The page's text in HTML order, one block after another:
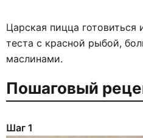
Царская пицца готовиться
теста с красной рыбой,
маслинами.
Пошаговый
Шаг 1